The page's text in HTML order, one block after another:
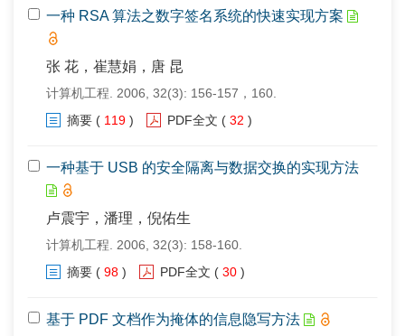
一种 RSA 算法之数字签名系统的快速实现方案
张 花，崔慧娟，唐 昆
计算机工程. 2006, 32(3): 156-157，160.
摘要 ( 119 ) PDF全文 ( 32 )
一种基于 USB 的安全隔离与数据交换的实现方法
卢震宇，潘理，倪佑生
计算机工程. 2006, 32(3): 158-160.
摘要 ( 98 ) PDF全文 ( 30 )
基于 PDF 文档作为掩体的信息隐写方法